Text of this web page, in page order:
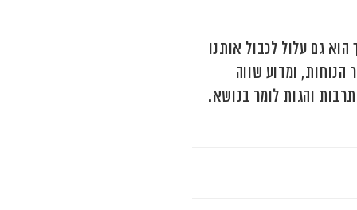
גם עלול לכבול אותנו
הנוחות, ומדוע שווה
והגות לומר בנושא.